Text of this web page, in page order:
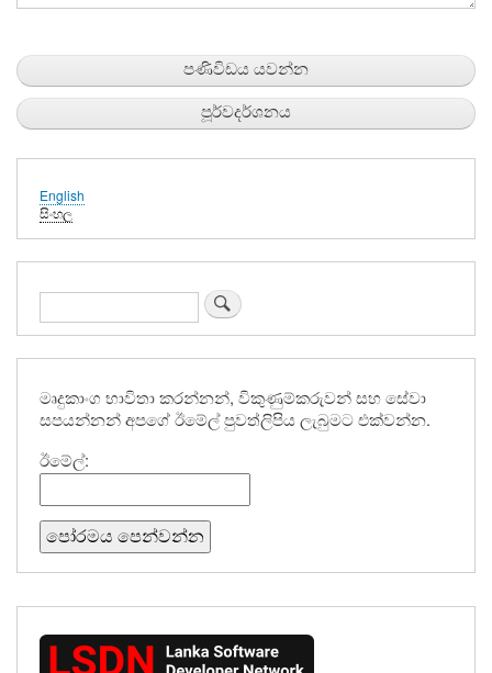
English
සිංහල
සොයන්න
මෘදුකාංග භාවිතා කරන්නන්, විකුණුම්කරුවන් සහ සේවා
සපයන්නන් අපගේ ඊමේල් පුවත්ලිපිය ලැබුමට එක්වන්න.
ඊමේල්: